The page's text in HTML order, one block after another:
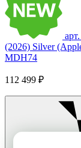
(2026) Silver
MDH74
112 499 ₽